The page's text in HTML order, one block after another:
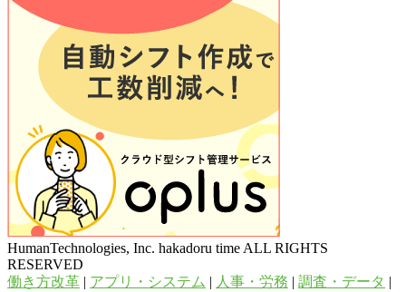
HumanTechnologies, Inc. hakadoru time ALL RIGHTS
RESERVED
働き方改革 | アプリ・システム | 人事・労務 | 調査・データ |